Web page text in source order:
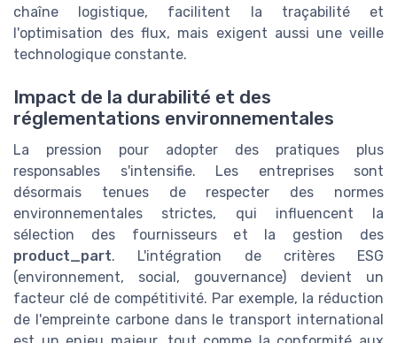
chaîne logistique, facilitent la traçabilité et
l'optimisation des flux, mais exigent aussi une veille
technologique constante.
Impact de la durabilité et des
réglementations environnementales
La pression pour adopter des pratiques plus
responsables s'intensifie. Les entreprises sont
désormais tenues de respecter des normes
environnementales strictes, qui influencent la
sélection des fournisseurs et la gestion des
product_part. L'intégration de critères ESG
(environnement, social, gouvernance) devient un
facteur clé de compétitivité. Par exemple, la réduction
de l'empreinte carbone dans le transport international